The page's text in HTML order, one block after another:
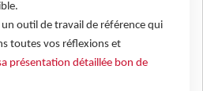
outil de travail de référence qui
toutes vos réflexions et
présentation détaillée bon de